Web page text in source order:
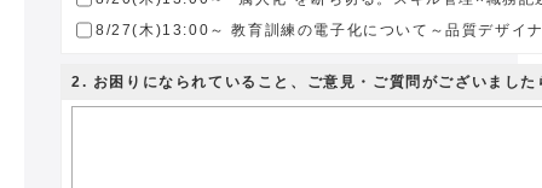
8/27(木)13:00～ 教育訓練の電子化について～品質デザイ
2. お困りになられていること、ご意見・ご質問がございまし